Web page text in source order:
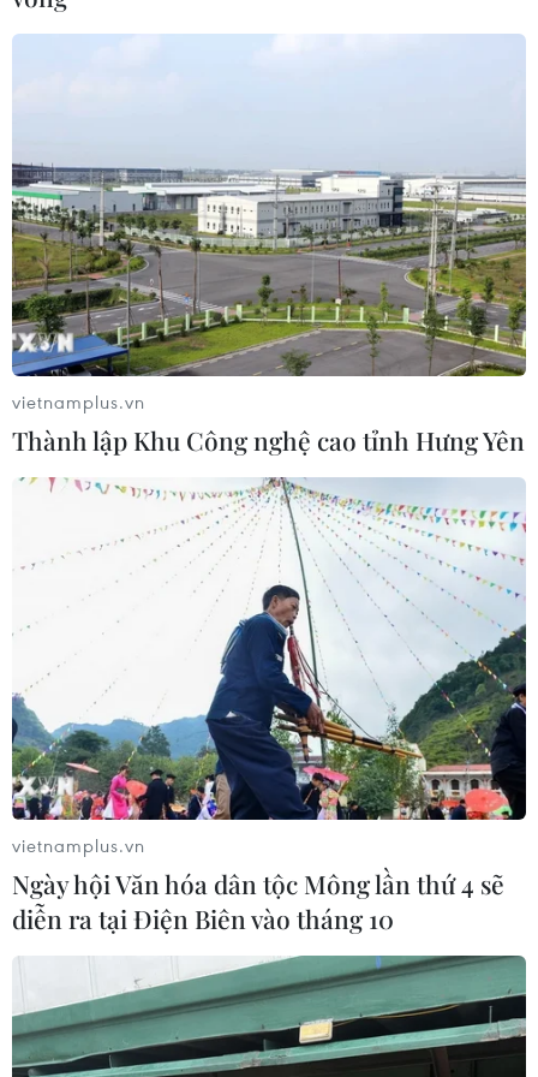
vietnamplus.vn
Thành lập Khu Công nghệ cao tỉnh Hưng Yên
vietnamplus.vn
Ngày hội Văn hóa dân tộc Mông lần thứ 4 sẽ
diễn ra tại Điện Biên vào tháng 10